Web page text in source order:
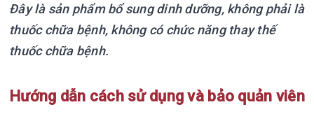
Đây là sản phẩm bổ sung dinh dưỡng, không phải là
thuốc chữa bệnh, không có chức năng thay thế
thuốc chữa bệnh.
Hướng dẫn cách sử dụng và bảo quản viên